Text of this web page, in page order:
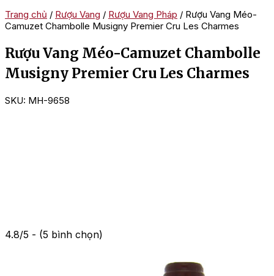
Trang chủ / Rượu Vang / Rượu Vang Pháp / Rượu Vang Méo-
Camuzet Chambolle Musigny Premier Cru Les Charmes
Rượu Vang Méo-Camuzet Chambolle
Musigny Premier Cru Les Charmes
SKU: MH-9658
4.8/5 - (5 bình chọn)